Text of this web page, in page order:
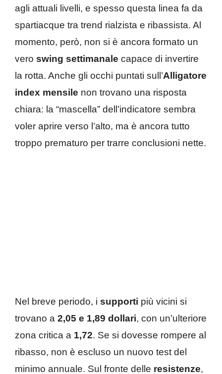
agli attuali livelli, e spesso questa linea fa da
spartiacque tra trend rialzista e ribassista. Al
momento, però, non si è ancora formato un
vero swing settimanale capace di invertire
la rotta. Anche gli occhi puntati sull’Alligatore
index mensile non trovano una risposta
chiara: la “mascella” dell’indicatore sembra
voler aprire verso l’alto, ma è ancora tutto
troppo prematuro per trarre conclusioni nette.
Nel breve periodo, i supporti più vicini si
trovano a 2,05 e 1,89 dollari, con un’ulteriore
zona critica a 1,72. Se si dovesse rompere al
ribasso, non è escluso un nuovo test del
minimo annuale. Sul fronte delle resistenze,